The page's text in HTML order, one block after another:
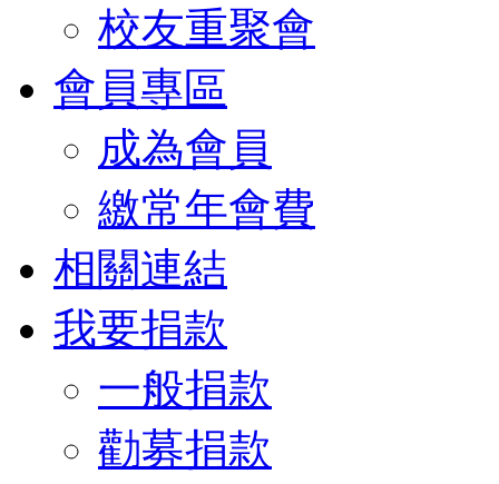
校友重聚會
會員專區
成為會員
繳常年會費
相關連結
我要捐款
一般捐款
勸募捐款